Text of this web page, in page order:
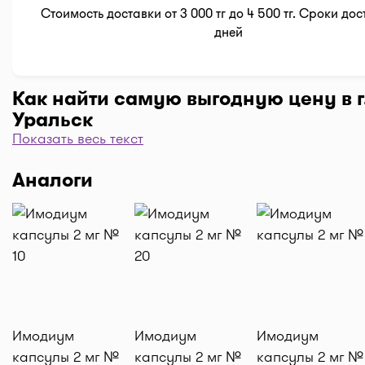
Стоимость доставки от 3 000 тг до 4 500 тг. Сроки
дней
Как найти самую выгодную цену в
Уральск
Чтобы отфильтровать аптеки по цене, нажмите
"По цене, от 1..." и кнопку "Выбрать". Самая низкая
аптеке перед вами. Экономьте с помощью сервиса I-
Доставка
Нужна быстрая доставка лекарств в г. Уральск?
нужные препараты по кнопке "Купить", оформляйте
(стоимость зависит от времени суток и расстояния
Показать весь текст
Аналоги
Имодиум
капсулы 2 мг №
Имодиум
капсулы 2 мг №
Имодиум
капсулы 2 мг